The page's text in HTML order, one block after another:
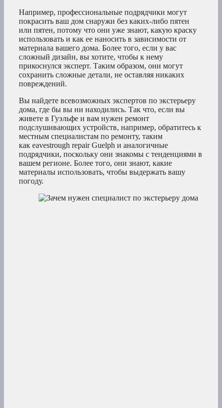
Например, профессиональные подрядчики могут
покрасить ваш дом снаружи без каких-либо пятен
или пятен, потому что они уже знают, какую краску
использовать и как ее наносить в зависимости от
материала вашего дома. Более того, если у вас
сложный дизайн, вы хотите, чтобы к нему
прикоснулся эксперт. Таким образом, они могут
сохранить сложные детали, не оставляя никаких
повреждений.
Вы найдете всевозможных экспертов по экстерьеру
дома, где бы вы ни находились. Так что, если вы
живете в Гуэльфе и вам нужен ремонт
подслушивающих устройств, например, обратитесь к
местным специалистам по ремонту, таким
как eavestrough repair Guelph и аналогичные
подрядчики, поскольку они знакомы с тенденциями в
вашем регионе. Более того, они знают, какие
материалы использовать, чтобы выдержать вашу
погоду.